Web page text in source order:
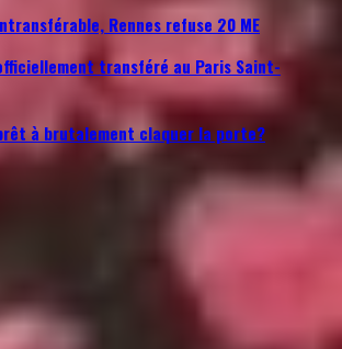
Rennes refuse 20 ME
transféré au Paris Saint-
à brutalement claquer la porte?